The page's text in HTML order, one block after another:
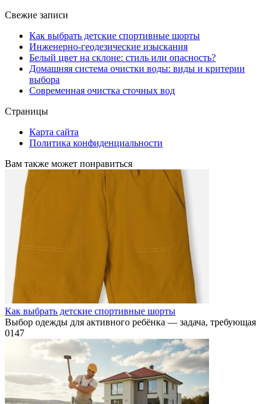
Свежие записи
Как выбрать детские спортивные шорты
Инженерно-геодезические изыскания
Белый цвет на склоне: стиль или опасность?
Домашняя система очистки воды: виды и критерии
выбора
Современная очистка сточных вод
Страницы
Карта сайта
Политика конфиденциальности
Вам также может понравиться
Как выбрать детские спортивные шорты
Выбор одежды для активного ребёнка — задача, требующая
0147